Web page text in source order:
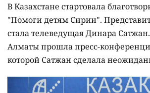
В Казахстане стартовала
"Помоги детям Сирии".
стала телеведущая Динара
Алматы прошла пресс-
которой Сатжан сделала